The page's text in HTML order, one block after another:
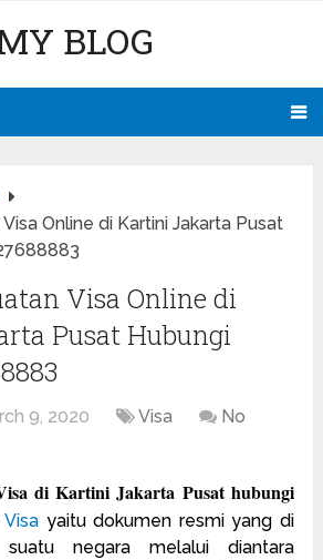
BLOG
Online di Kartini Jakarta Pusat
Visa Online di
Pusat Hubungi
9, 2020 Visa
No
di Kartini Jakarta Pusat hubungi
Visa yaitu dokumen resmi yang di
negara melalui diantara